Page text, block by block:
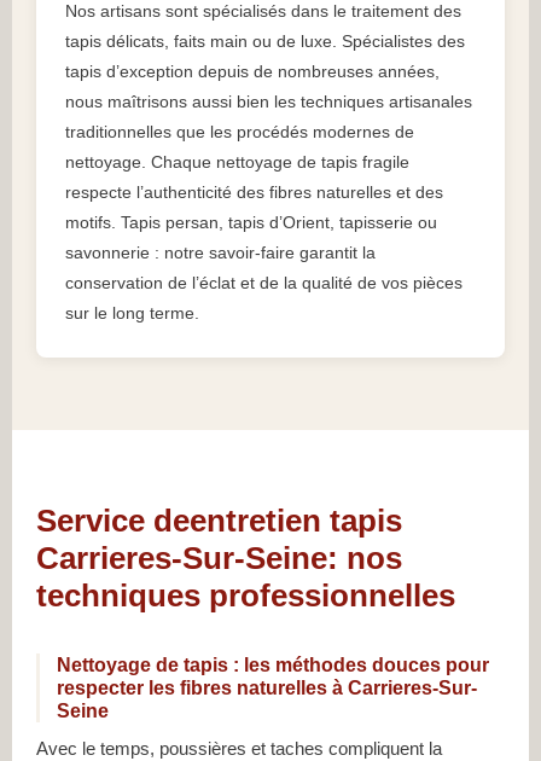
Nos artisans sont spécialisés dans le traitement des
tapis délicats, faits main ou de luxe. Spécialistes des
tapis d’exception depuis de nombreuses années,
nous maîtrisons aussi bien les techniques artisanales
traditionnelles que les procédés modernes de
nettoyage. Chaque nettoyage de tapis fragile
respecte l’authenticité des fibres naturelles et des
motifs. Tapis persan, tapis d’Orient, tapisserie ou
savonnerie : notre savoir-faire garantit la
conservation de l’éclat et de la qualité de vos pièces
sur le long terme.
Service deentretien tapis
Carrieres-Sur-Seine: nos
techniques professionnelles
Nettoyage de tapis : les méthodes douces pour
respecter les fibres naturelles à Carrieres-Sur-
Seine
Avec le temps, poussières et taches compliquent la